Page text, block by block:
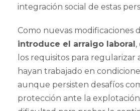
integración social de estas
Como nuevas modificaciones
introduce el arraigo laboral,
los requisitos para regularizar
hayan trabajado en
aunque persisten desafíos
protección ante la